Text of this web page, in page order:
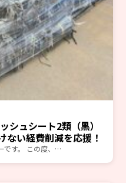
シュシート2類（黒）
ない経費削減を応援！
です。 この度、…